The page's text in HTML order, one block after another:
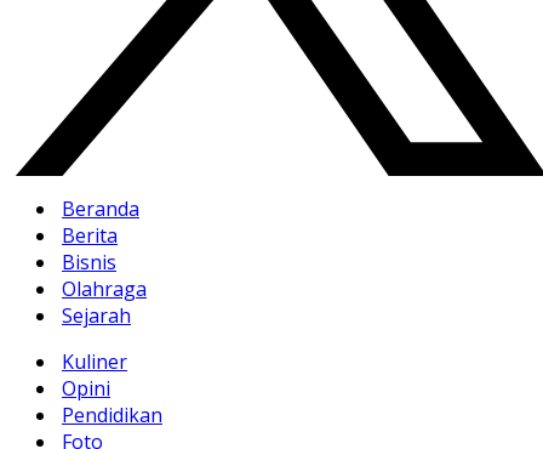
Beranda
Berita
Bisnis
Olahraga
Sejarah
Kuliner
Opini
Pendidikan
Foto